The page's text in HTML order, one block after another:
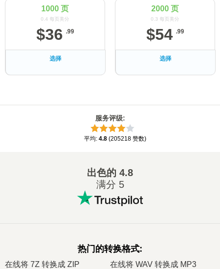
1000 页
0.4 每页美分
$36 .99
选择
2000 页
0.3 每页美分
$54 .99
选择
服务评级:
平均: 4.8 (205218 赞数)
出色的 4.8
满分 5
热门的转换格式:
在线将 7Z 转换成 ZIP 在线将 WAV 转换成 MP3